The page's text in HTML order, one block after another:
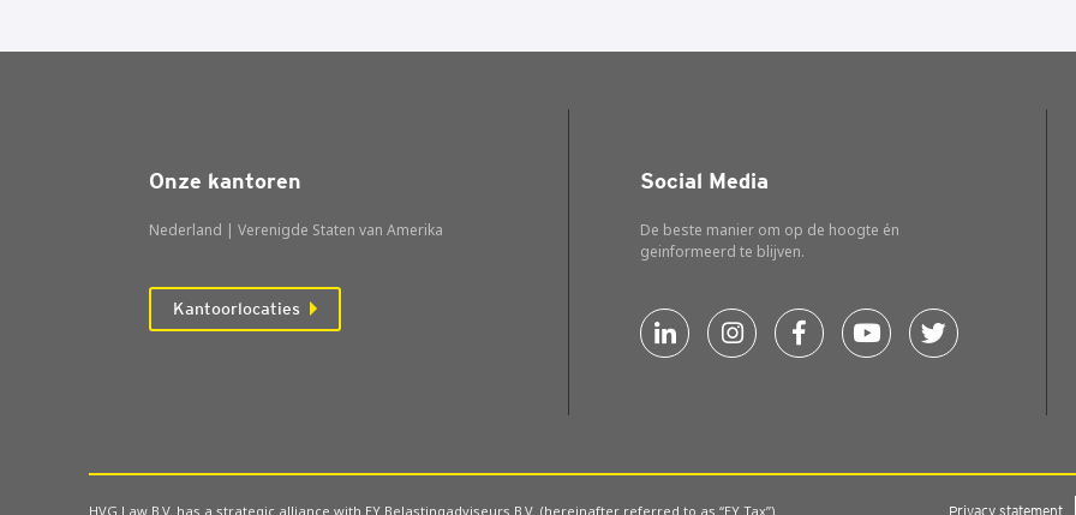
Onze kantoren
Nederland | Verenigde Staten van Amerika
Kantoorlocaties
Social Media
De beste manier om op de hoogte én
geinformeerd te blijven.
HVG Law B.V. has a strategic alliance with EY Belastingadviseurs B.V. (hereinafter referred to as “EY Tax”) Pri­va­cy sta­te­ment